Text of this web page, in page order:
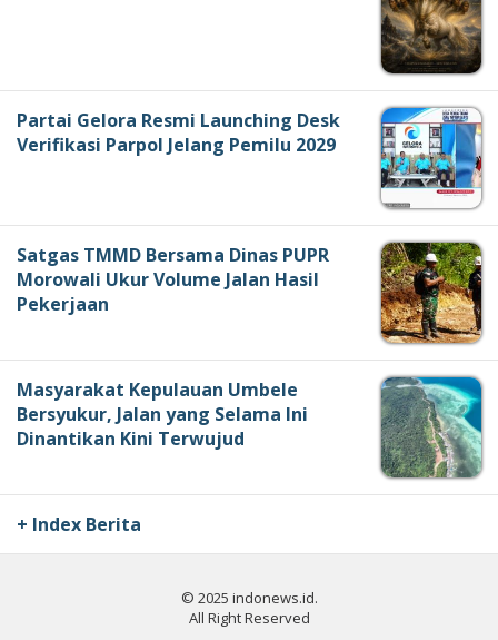
Partai Gelora Resmi Launching Desk
Verifikasi Parpol Jelang Pemilu 2029
Satgas TMMD Bersama Dinas PUPR
Morowali Ukur Volume Jalan Hasil
Pekerjaan
Masyarakat Kepulauan Umbele
Bersyukur, Jalan yang Selama Ini
Dinantikan Kini Terwujud
+ Index Berita
© 2025 indonews.id.
All Right Reserved